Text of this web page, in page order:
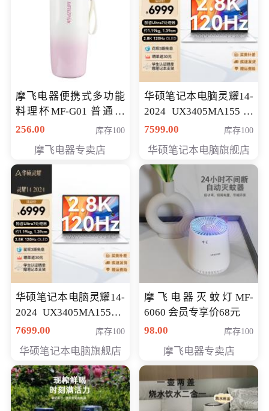
摩飞电器便携式多功能
料理杯MF-G01 普通会
员专享价格118元
256.00 库存100
摩飞电器专卖店
华硕笔记本电脑灵耀14-
2024 UX3405MA155冰
川银 oled 智慧轻薄本 会
7599.00 库存100
华硕笔记本电脑旗舰店
华硕笔记本电脑灵耀14-
2024 UX3405MA155夜
空蓝 oled 智慧轻薄本 会
7699.00 库存100
华硕笔记本电脑旗舰店
摩飞电器灭蚊灯MF-
6060 会员专享价68元
98.00
库存100
摩飞电器专卖店